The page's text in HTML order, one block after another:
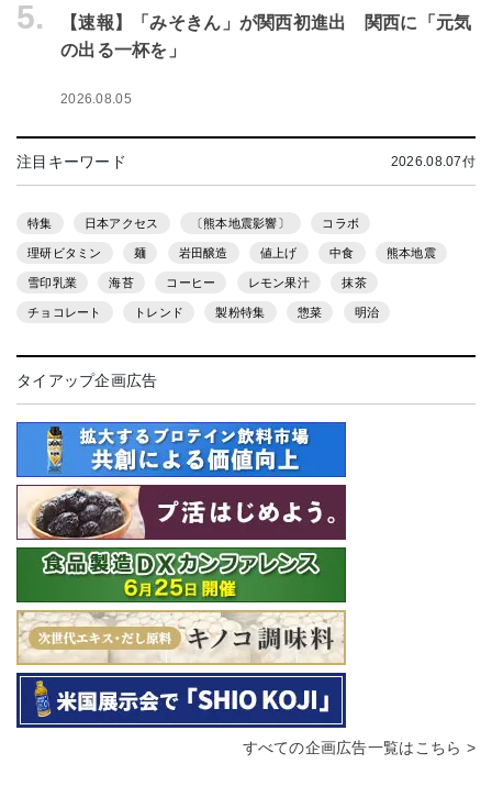
5.
【速報】「みそきん」が関西初進出 関西に「元気
の出る一杯を」
2026.08.05
注目キーワード 2026.08.07付
特集 日本アクセス 〔熊本地震影響〕 コラボ
理研ビタミン 麺 岩田醸造 値上げ 中食 熊本地震
雪印乳業 海苔 コーヒー レモン果汁 抹茶
チョコレート トレンド 製粉特集 惣菜 明治
タイアップ企画広告
すべての企画広告一覧はこちら >